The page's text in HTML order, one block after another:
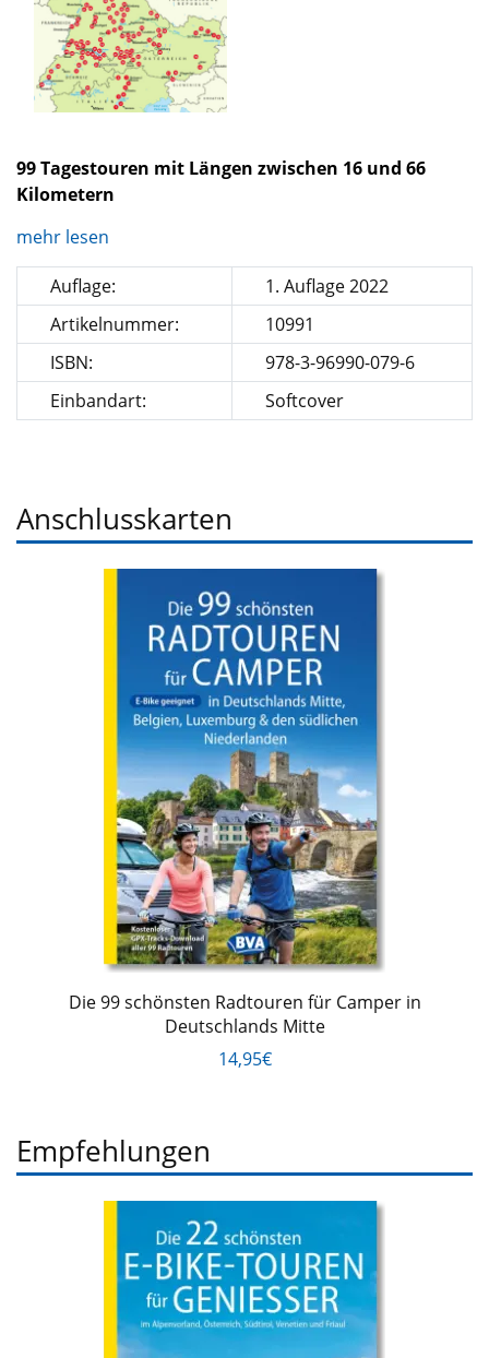
99 Tagestouren mit Längen zwischen 16 und 66
Kilometern
mehr lesen
Auflage:
1. Auflage 2022
Artikelnummer:
10991
ISBN:
978-3-96990-079-6
Einbandart:
Softcover
Anschlusskarten
Die 99 schönsten Radtouren für Camper in
Deutschlands Mitte
14,95€
Empfehlungen